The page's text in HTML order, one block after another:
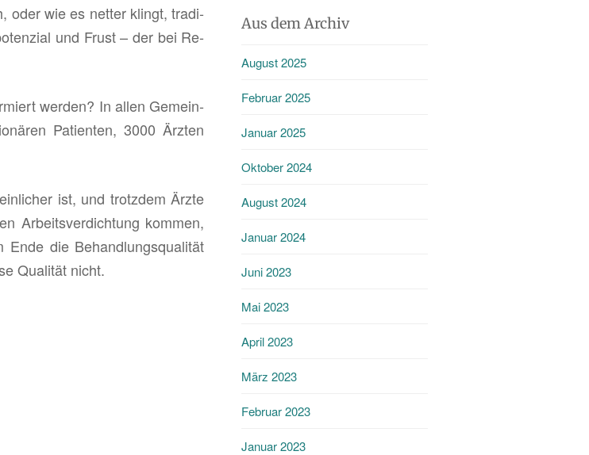
oder wie es net­ter klingt, tra­di­
und Frust – der bei Re­
wer­den? In allen Ge­mein­
Pa­ti­en­ten, 3000 Ärz­ten
ist, und trotz­dem Ärzte
Ar­beits­ver­dich­tung kom­men,
die Be­hand­lungs­qua­li­tät
Qua­li­tät nicht.
Aus dem Archiv
August 2025
Februar 2025
Januar 2025
Oktober 2024
August 2024
Januar 2024
Juni 2023
Mai 2023
April 2023
März 2023
Februar 2023
Januar 2023